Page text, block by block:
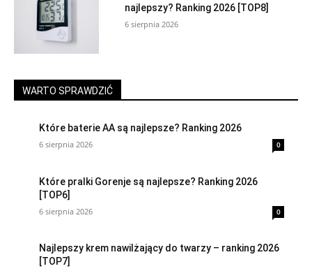
najlepszy? Ranking 2026 [TOP8]
6 sierpnia 2026
WARTO SPRAWDZIĆ
Które baterie AA są najlepsze? Ranking 2026
6 sierpnia 2026 0
Które pralki Gorenje są najlepsze? Ranking 2026
[TOP6]
6 sierpnia 2026 0
Najlepszy krem nawilżający do twarzy – ranking 2026
[TOP7]